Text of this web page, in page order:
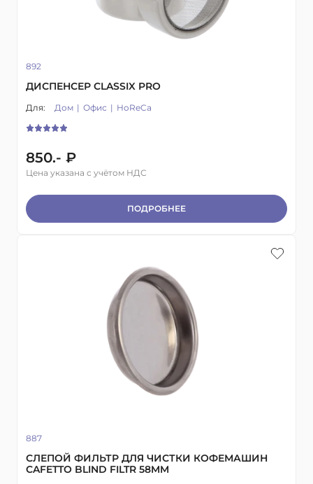
892
ДИСПЕНСЕР CLASSIX PRO
Для: Дом Офис HoReCa
850.- ₽
Цена указана с учётом НДС
ПОДРОБНЕЕ
887
СЛЕПОЙ ФИЛЬТР ДЛЯ ЧИСТКИ КОФЕМАШИН
CAFETTO BLIND FILTR 58MM